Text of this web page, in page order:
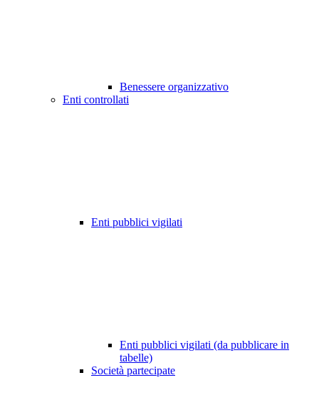
Benessere organizzativo
Enti controllati
Enti pubblici vigilati
Enti pubblici vigilati (da pubblicare in
tabelle)
Società partecipate